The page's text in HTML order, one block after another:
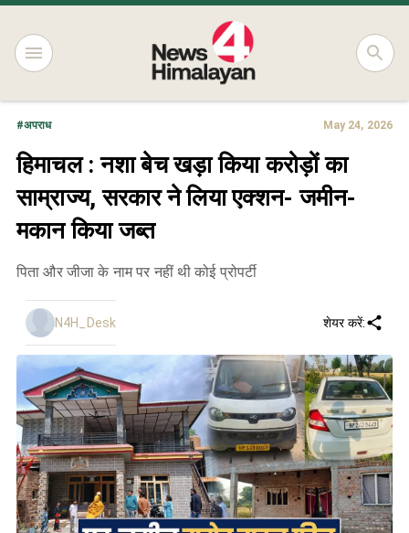
#अपराध May 24, 2026
हिमाचल : नशा बेच खड़ा किया करोड़ों का
साम्राज्य, सरकार ने लिया एक्शन- जमीन-
मकान किया जब्त
पिता और जीजा के नाम पर नहीं थी कोई प्रोपर्टी
N4H_Desk शेयर करें: